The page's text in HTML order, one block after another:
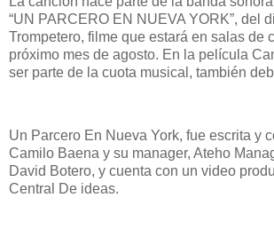
“UN PARCERO EN NUEVA YORK”, del
Trompetero, filme que estará en salas de
próximo mes de agosto. En la película
ser parte de la cuota musical, también
Un Parcero En Nueva York, fue escrita y
Camilo Baena y su manager, Ateho
David Botero, y cuenta con un video
Central De ideas.